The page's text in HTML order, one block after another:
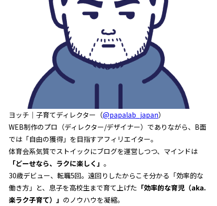
ヨッチ｜子育てディレクター（@papalab_japan）
WEB制作のプロ（ディレクター/デザイナー）でありながら、B面
では「自由の獲得」を目指すアフィリエイター。
体育会系気質でストイックにブログを運営しつつ、マインドは
「どーせなら、ラクに楽しく」 。
30歳デビュー、転職5回。遠回りしたからこそ分かる「効率的な
働き方」と、息子を高校生まで育て上げた 「効率的な育児（aka.
楽ラク子育て）」 のノウハウを凝縮。